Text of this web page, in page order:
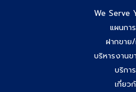
We Serve
แผนกา
ฝากขาย/
บริหารงานข
บริกา
เกี่ยว